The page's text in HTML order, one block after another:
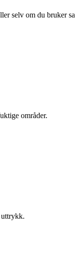
selv om du bruker
områder.
uttrykk.